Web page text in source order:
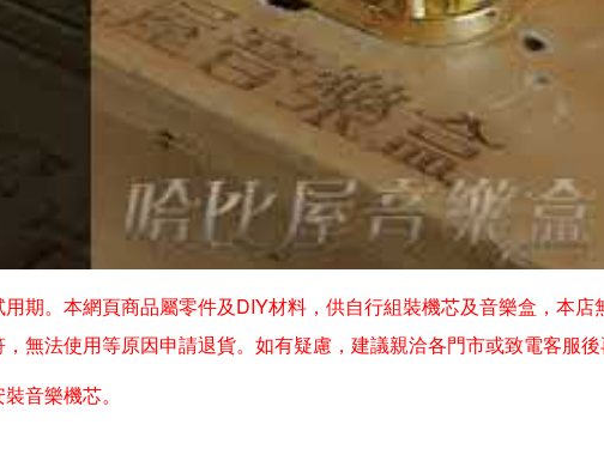
期。本網頁商品屬零件及DIY材料，供自行組裝機芯及音樂盒，本
無法使用等原因申請退貨。如有疑慮，建議親洽各門市或致電客服後
音樂機芯。